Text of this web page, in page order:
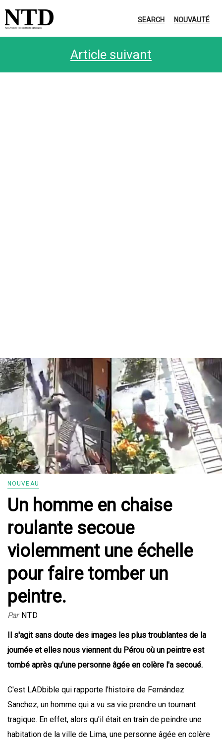
Nouvelles totalement dingues
NTD SEARCH NOUVAUTÉ
NOUVEAU
Un homme en chaise
roulante secoue
violemment une échelle
pour faire tomber un
peintre.
Par NTD
Il s'agit sans doute des images les plus troublantes de la
journée et elles nous viennent du Pérou où un peintre est
tombé après qu'une personne âgée en colère l'a secoué.
C'est LADbible qui rapporte l'histoire de Fernández
Sanchez, un homme qui a vu sa vie prendre un tournant
tragique. En effet, alors qu'il était en train de peindre une
habitation de la ville de Lima, une personne âgée en colère
Article suivant